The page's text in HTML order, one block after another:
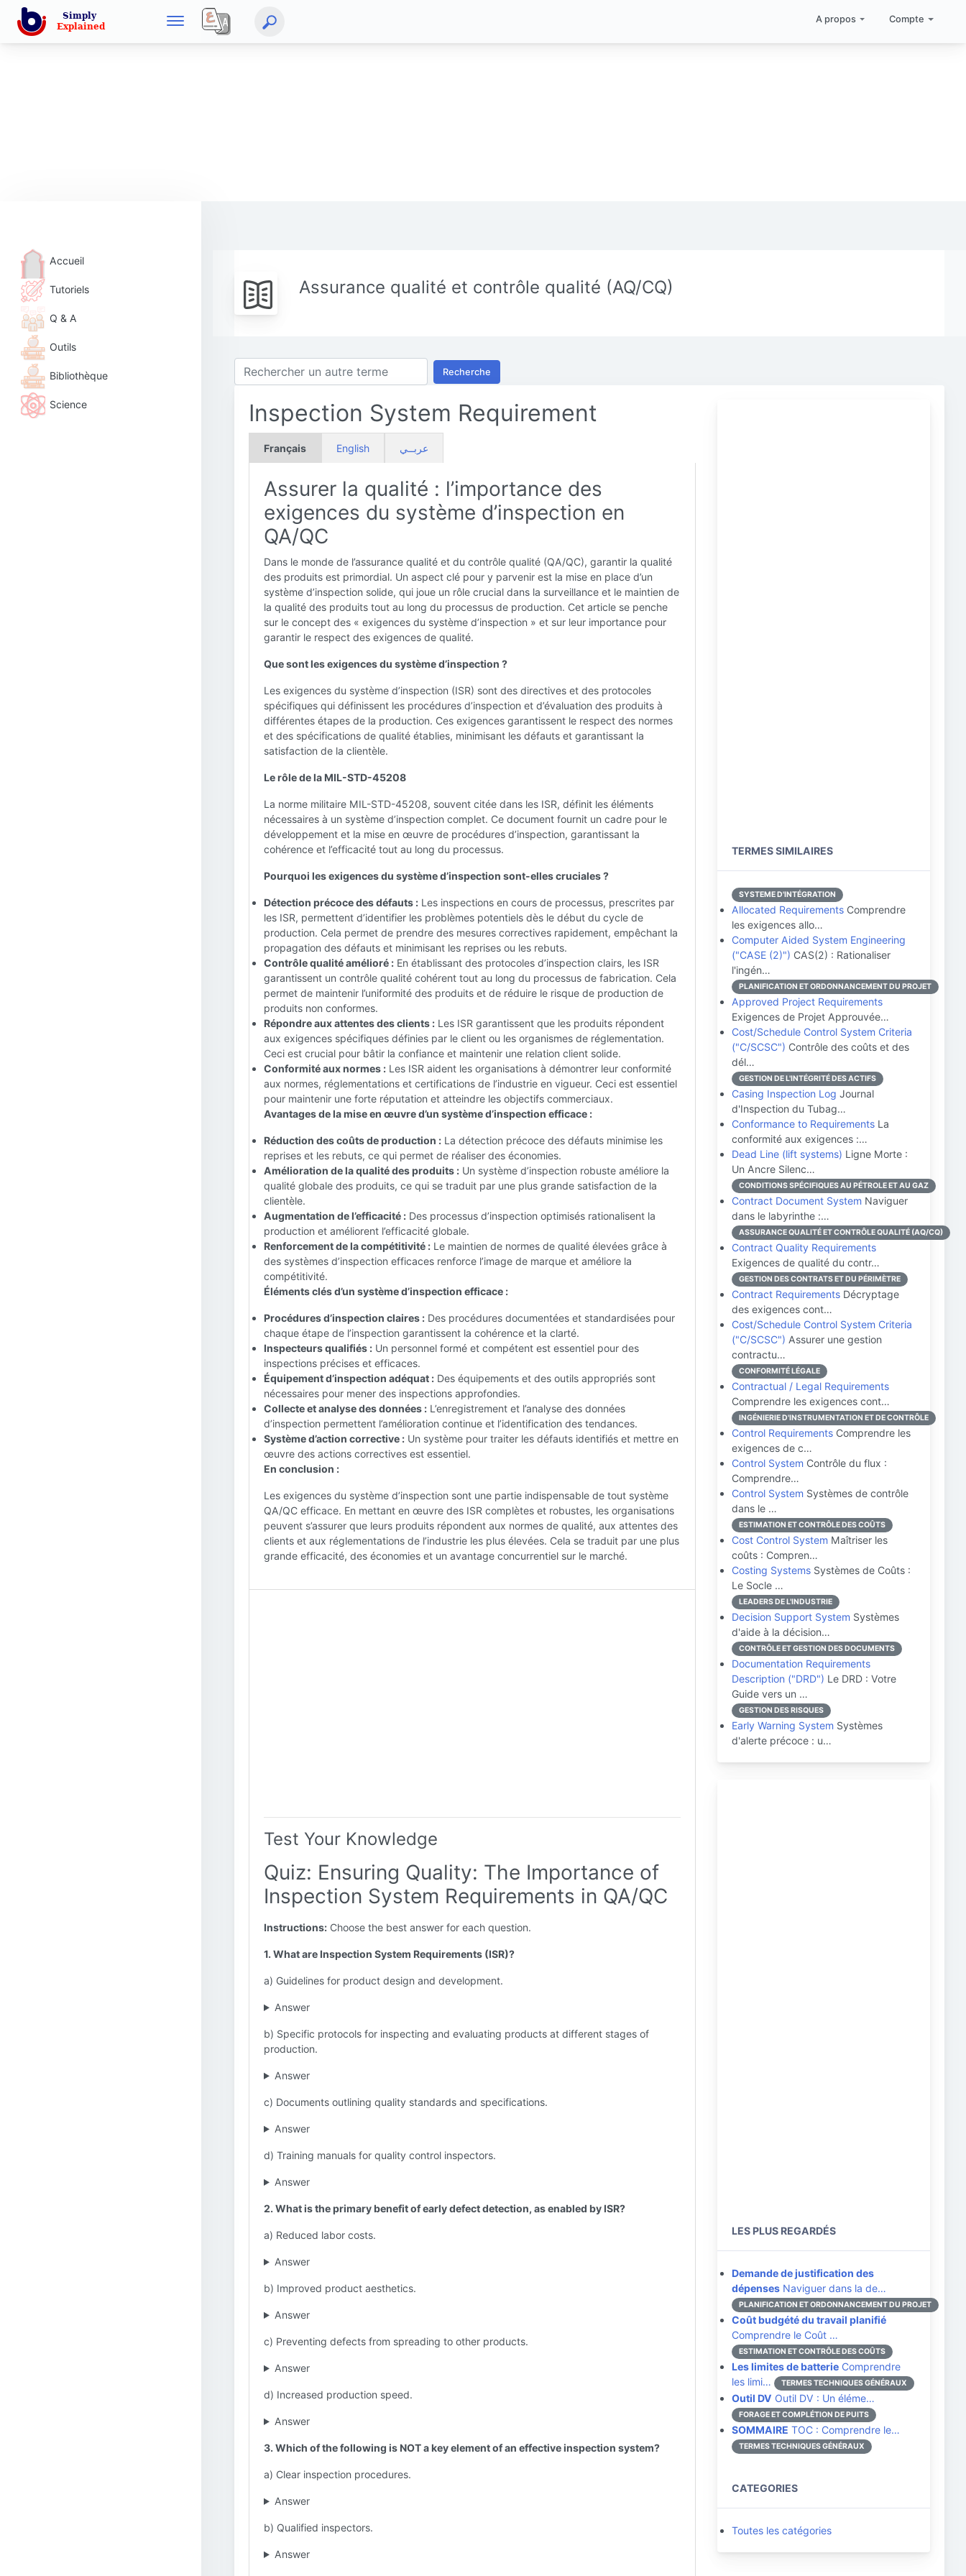
A propos Compte
Accueil
Tutoriels
Q & A
Outils
Bibliothèque
Science
Assurance qualité et contrôle qualité (AQ/CQ)
Recherche
Inspection System Requirement
Français English عربــي
Assurer la qualité : l’importance des
exigences du système d’inspection en
QA/QC
Dans le monde de l’assurance qualité et du contrôle qualité (QA/QC), garantir la qualité
des produits est primordial. Un aspect clé pour y parvenir est la mise en place d’un
système d’inspection solide, qui joue un rôle crucial dans la surveillance et le maintien de
la qualité des produits tout au long du processus de production. Cet article se penche
sur le concept des « exigences du système d’inspection » et sur leur importance pour
garantir le respect des exigences de qualité.
Que sont les exigences du système d’inspection ?
Les exigences du système d’inspection (ISR) sont des directives et des protocoles
spécifiques qui définissent les procédures d’inspection et d’évaluation des produits à
différentes étapes de la production. Ces exigences garantissent le respect des normes
et des spécifications de qualité établies, minimisant les défauts et garantissant la
satisfaction de la clientèle.
Le rôle de la MIL-STD-45208
La norme militaire MIL-STD-45208, souvent citée dans les ISR, définit les éléments
nécessaires à un système d’inspection complet. Ce document fournit un cadre pour le
développement et la mise en œuvre de procédures d’inspection, garantissant la
cohérence et l’efficacité tout au long du processus.
Pourquoi les exigences du système d’inspection sont-elles cruciales ?
Détection précoce des défauts : Les inspections en cours de processus, prescrites par
les ISR, permettent d’identifier les problèmes potentiels dès le début du cycle de
production. Cela permet de prendre des mesures correctives rapidement, empêchant la
propagation des défauts et minimisant les reprises ou les rebuts.
Contrôle qualité amélioré : En établissant des protocoles d’inspection clairs, les ISR
garantissent un contrôle qualité cohérent tout au long du processus de fabrication. Cela
permet de maintenir l’uniformité des produits et de réduire le risque de production de
produits non conformes.
Répondre aux attentes des clients : Les ISR garantissent que les produits répondent
aux exigences spécifiques définies par le client ou les organismes de réglementation.
Ceci est crucial pour bâtir la confiance et maintenir une relation client solide.
Conformité aux normes : Les ISR aident les organisations à démontrer leur conformité
aux normes, réglementations et certifications de l’industrie en vigueur. Ceci est essentiel
pour maintenir une forte réputation et atteindre les objectifs commerciaux.
Avantages de la mise en œuvre d’un système d’inspection efficace :
Réduction des coûts de production : La détection précoce des défauts minimise les
reprises et les rebuts, ce qui permet de réaliser des économies.
Amélioration de la qualité des produits : Un système d’inspection robuste améliore la
qualité globale des produits, ce qui se traduit par une plus grande satisfaction de la
clientèle.
Augmentation de l’efficacité : Des processus d’inspection optimisés rationalisent la
production et améliorent l’efficacité globale.
Renforcement de la compétitivité : Le maintien de normes de qualité élevées grâce à
des systèmes d’inspection efficaces renforce l’image de marque et améliore la
compétitivité.
Éléments clés d’un système d’inspection efficace :
Procédures d’inspection claires : Des procédures documentées et standardisées pour
chaque étape de l’inspection garantissent la cohérence et la clarté.
Inspecteurs qualifiés : Un personnel formé et compétent est essentiel pour des
inspections précises et efficaces.
Équipement d’inspection adéquat : Des équipements et des outils appropriés sont
nécessaires pour mener des inspections approfondies.
Collecte et analyse des données : L’enregistrement et l’analyse des données
d’inspection permettent l’amélioration continue et l’identification des tendances.
Système d’action corrective : Un système pour traiter les défauts identifiés et mettre en
œuvre des actions correctives est essentiel.
En conclusion :
Les exigences du système d’inspection sont une partie indispensable de tout système
QA/QC efficace. En mettant en œuvre des ISR complètes et robustes, les organisations
peuvent s’assurer que leurs produits répondent aux normes de qualité, aux attentes des
clients et aux réglementations de l’industrie les plus élevées. Cela se traduit par une plus
grande efficacité, des économies et un avantage concurrentiel sur le marché.
Test Your Knowledge
Quiz: Ensuring Quality: The Importance of
Inspection System Requirements in QA/QC
Instructions: Choose the best answer for each question.
1. What are Inspection System Requirements (ISR)?
a) Guidelines for product design and development.
Answer
b) Specific protocols for inspecting and evaluating products at different stages of
production.
Answer
c) Documents outlining quality standards and specifications.
Answer
d) Training manuals for quality control inspectors.
Answer
2. What is the primary benefit of early defect detection, as enabled by ISR?
a) Reduced labor costs.
Answer
b) Improved product aesthetics.
Answer
c) Preventing defects from spreading to other products.
Answer
d) Increased production speed.
Answer
3. Which of the following is NOT a key element of an effective inspection system?
a) Clear inspection procedures.
Answer
b) Qualified inspectors.
Answer
TERMES SIMILAIRES
SYSTEME D'INTÉGRATION
Allocated Requirements Comprendre
les exigences allo…
Computer Aided System Engineering
("CASE (2)") CAS(2) : Rationaliser
l'ingén…
PLANIFICATION ET ORDONNANCEMENT DU PROJET
Approved Project Requirements
Exigences de Projet Approuvée…
Cost/Schedule Control System Criteria
("C/SCSC") Contrôle des coûts et des
dél…
GESTION DE L'INTÉGRITÉ DES ACTIFS
Casing Inspection Log Journal
d'Inspection du Tubag…
Conformance to Requirements La
conformité aux exigences :…
Dead Line (lift systems) Ligne Morte :
Un Ancre Silenc…
CONDITIONS SPÉCIFIQUES AU PÉTROLE ET AU GAZ
Contract Document System Naviguer
dans le labyrinthe :…
ASSURANCE QUALITÉ ET CONTRÔLE QUALITÉ (AQ/CQ)
Contract Quality Requirements
Exigences de qualité du contr…
GESTION DES CONTRATS ET DU PÉRIMÈTRE
Contract Requirements Décryptage
des exigences cont…
Cost/Schedule Control System Criteria
("C/SCSC") Assurer une gestion
contractu…
CONFORMITÉ LÉGALE
Contractual / Legal Requirements
Comprendre les exigences cont…
INGÉNIERIE D'INSTRUMENTATION ET DE CONTRÔLE
Control Requirements Comprendre les
exigences de c…
Control System Contrôle du flux :
Comprendre…
Control System Systèmes de contrôle
dans le …
ESTIMATION ET CONTRÔLE DES COÛTS
Cost Control System Maîtriser les
coûts : Compren…
Costing Systems Systèmes de Coûts :
Le Socle …
LEADERS DE L'INDUSTRIE
Decision Support System Systèmes
d'aide à la décision…
CONTRÔLE ET GESTION DES DOCUMENTS
Documentation Requirements
Description ("DRD") Le DRD : Votre
Guide vers un …
GESTION DES RISQUES
Early Warning System Systèmes
d'alerte précoce : u…
LES PLUS REGARDÉS
Demande de justification des
dépenses Naviguer dans la de…
PLANIFICATION ET ORDONNANCEMENT DU PROJET
Coût budgété du travail planifié
Comprendre le Coût …
ESTIMATION ET CONTRÔLE DES COÛTS
Les limites de batterie Comprendre
les limi…
TERMES TECHNIQUES GÉNÉRAUX
Outil DV Outil DV : Un éléme…
FORAGE ET COMPLÉTION DE PUITS
SOMMAIRE TOC : Comprendre le…
TERMES TECHNIQUES GÉNÉRAUX
CATEGORIES
Toutes les catégories